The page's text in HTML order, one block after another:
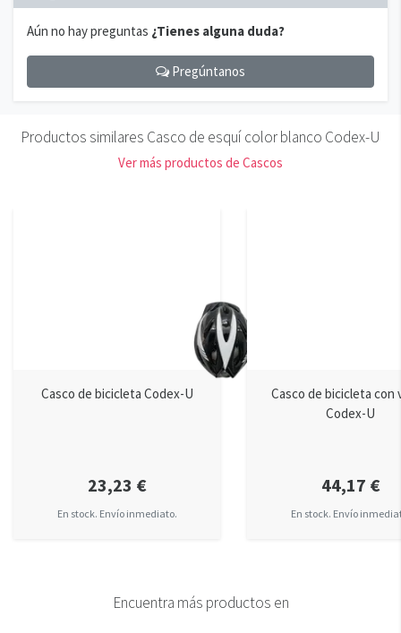
Aún no hay preguntas ¿Tienes alguna duda?
Pregúntanos
Productos similares Casco de esquí color blanco Codex-U
Ver más productos de Cascos
Casco de bicicleta Codex-U
23,23 €
En stock. Envío inmediato.
Casco de bicicleta con
Codex-U
44,17 €
En stock. Envío
Encuentra más productos en